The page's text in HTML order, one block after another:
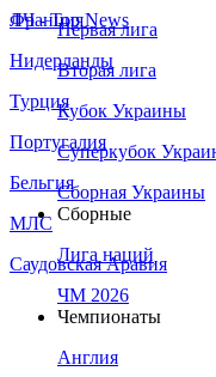
Франция
Нидерланды
Турция
Португалия
Бельгия
МЛС
Саудовская Аравия
ЛЧ - Top News
Первая лига
Вторая лига
Кубок Украины
Суперкубок
Сборная Украины
Сборные
Лига наций
ЧМ 2026
Чемпионаты
Англия